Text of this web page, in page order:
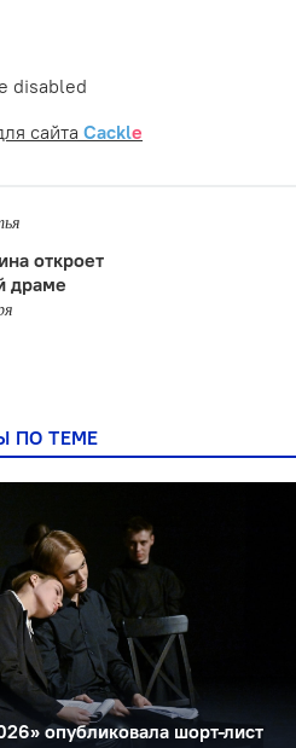
disabled
сайта Cackle
откроет
драме
ПО ТЕМЕ
опубликовала шорт-лист